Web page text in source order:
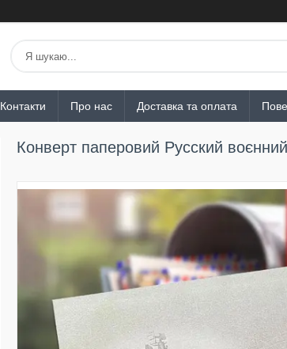
Контакти Про нас Доставка та оплата
Конверт паперовий Русский